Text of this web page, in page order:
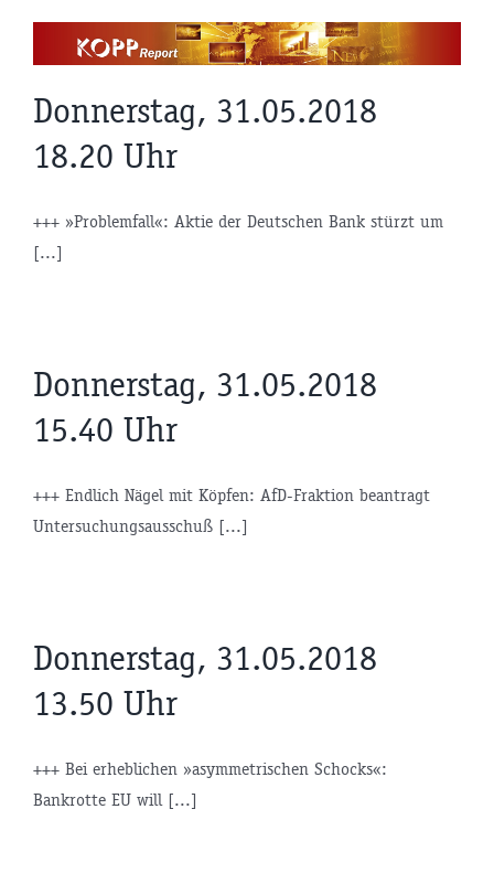
Donnerstag, 31.05.2018
18.20 Uhr
+++ »Problemfall«: Aktie der Deutschen Bank stürzt um
[...]
Donnerstag, 31.05.2018
15.40 Uhr
+++ Endlich Nägel mit Köpfen: AfD-Fraktion beantragt
Untersuchungsausschuß [...]
Donnerstag, 31.05.2018
13.50 Uhr
+++ Bei erheblichen »asymmetrischen Schocks«:
Bankrotte EU will [...]